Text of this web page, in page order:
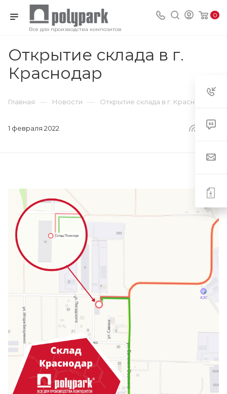
Все для производства композитов
0
Открытие склада в г.
Краснодар
Главная — Новости — Открытие склада в г. Краснодар
1 февраля 2022